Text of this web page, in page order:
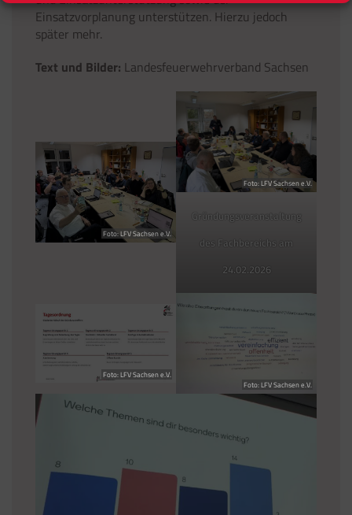
Einsatzvorplanung unterstützen. Hierzu jedoch
später mehr.
Text und Bilder: Landesfeuerwehrverband Sachsen
Foto: LFV Sachsen e.V.
Foto: LFV Sachsen e.V.
Gründungsveranstaltung
des Fachbereichs am
24.02.2026
Foto: LFV Sachsen e.V.
Foto: LFV Sachsen e.V.